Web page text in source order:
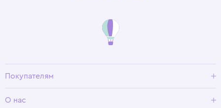
Покупателям
Условия возврата
О нас